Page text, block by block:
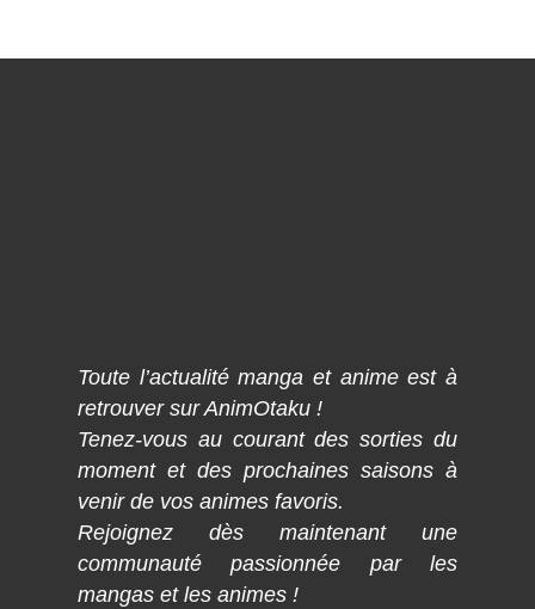
Toute l’actualité manga et anime est à
retrouver sur AnimOtaku !
Tenez-vous au courant des sorties du
moment et des prochaines saisons à
venir de vos animes favoris.
Rejoignez dès maintenant une
communauté passionnée par les
mangas et les animes !